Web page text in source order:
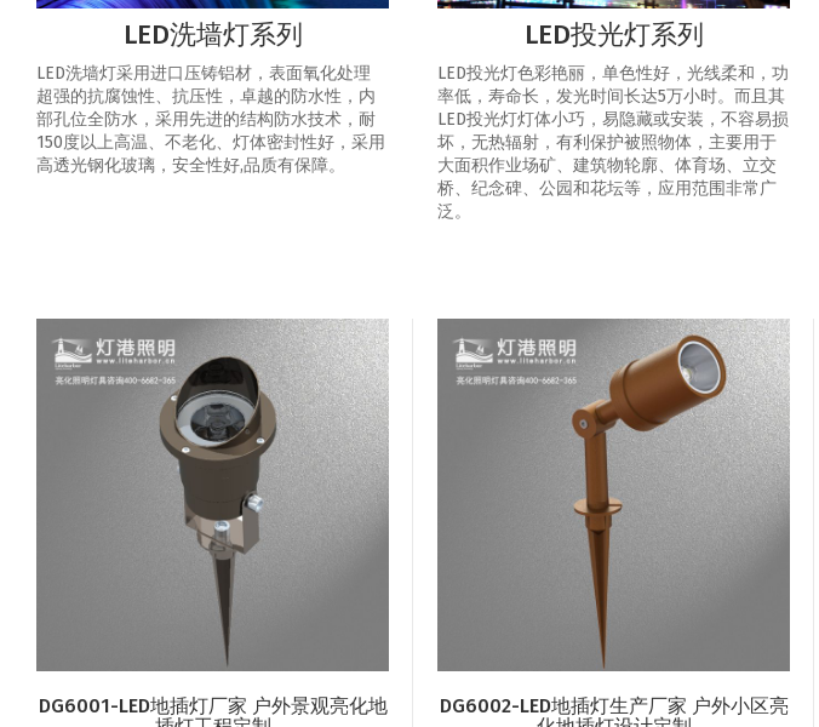
LED洗墙灯系列
LED洗墙灯采用进口压铸铝材，表面氧化处理
超强的抗腐蚀性、抗压性，卓越的防水性，内
部孔位全防水，采用先进的结构防水技术，耐
150度以上高温、不老化、灯体密封性好，采用
高透光钢化玻璃，安全性好,品质有保障。
LED投光灯系列
LED投光灯色彩艳丽，单色性好，光线柔和，功
率低，寿命长，发光时间长达5万小时。而且其
LED投光灯灯体小巧，易隐藏或安装，不容易损
坏，无热辐射，有利保护被照物体，主要用于
大面积作业场矿、建筑物轮廓、体育场、立交
桥、纪念碑、公园和花坛等，应用范围非常广
泛。
DG6001-LED地插灯厂家 户外景观亮化地
DG6002-LED地插灯生产厂家 户外小区亮